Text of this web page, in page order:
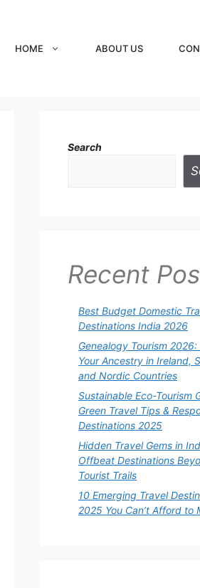
HOME ABOUT US
Search
Recent
Best Budget Domestic
Destinations India 2026
Genealogy Tourism 2026:
Your Ancestry in Ireland,
and Nordic Countries
Sustainable Eco-Tourism
Green Travel Tips &
Destinations 2025
Hidden Travel Gems in
Offbeat Destinations
Tourist Trails
10 Emerging Travel
2025 You Can’t Afford to